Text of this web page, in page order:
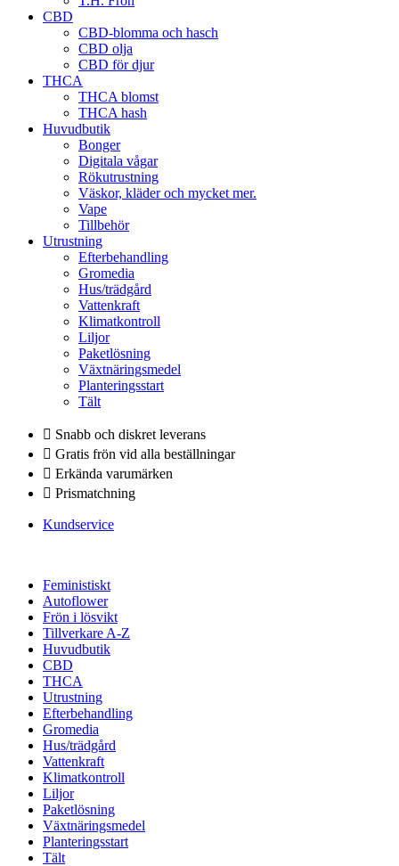
CBD
CBD-blomma och hasch
CBD olja
CBD för djur
THCA
THCA blomst
THCA hash
Huvudbutik
Bonger
Digitala vågar
Rökutrustning
Väskor, kläder och mycket mer.
Vape
Tillbehör
Utrustning
Efterbehandling
Gromedia
Hus/trädgård
Vattenkraft
Klimatkontroll
Liljor
Paketlösning
Växtnäringsmedel
Planteringsstart
Tält
Snabb och diskret leverans
Gratis frön vid alla beställningar
Erkända varumärken
Prismatchning
Kundservice
Feministiskt
Autoflower
Frön i lösvikt
Tillverkare A-Z
Huvudbutik
CBD
THCA
Utrustning
Efterbehandling
Gromedia
Hus/trädgård
Vattenkraft
Klimatkontroll
Liljor
Paketlösning
Växtnäringsmedel
Planteringsstart
Tält